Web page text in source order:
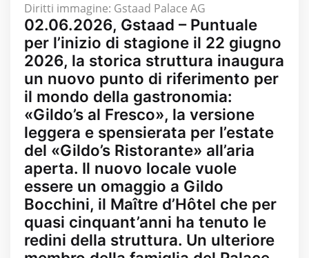
Diritti immagine: Gstaad Palace AG
02.06.2026, Gstaad – Puntuale
per l’inizio di stagione il 22 giugno
2026, la storica struttura inaugura
un nuovo punto di riferimento per
il mondo della gastronomia:
«Gildo’s al Fresco», la versione
leggera e spensierata per l’estate
del «Gildo’s Ristorante» all’aria
aperta. Il nuovo locale vuole
essere un omaggio a Gildo
Bocchini, il Maître d’Hôtel che per
quasi cinquant’anni ha tenuto le
redini della struttura. Un ulteriore